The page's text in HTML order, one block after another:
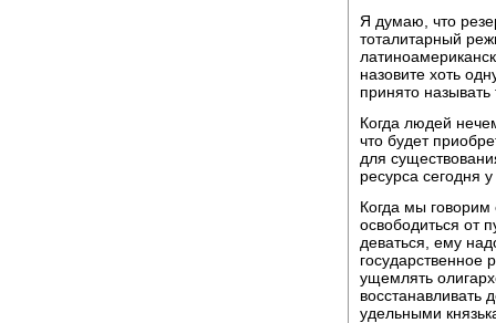
Я думаю, что
тоталитарный
назовите хоть
принято
Когда людей
что будет
для
ресурса сегодня
Когда мы говорим
освободиться от
деваться, ему
государственное
ущемлять
восстанавливать
удельными